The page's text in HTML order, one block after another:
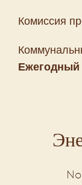
Комиссия
Ежегодный